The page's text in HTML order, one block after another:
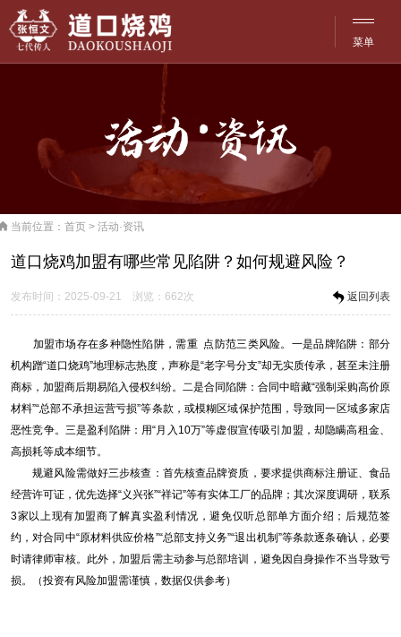
菜单
网站·首页
品牌·文化
历史·传承
产品·介绍
探访·分店
洽谈·合作
活动·资讯
联系·服务
当前位置： 首页 > 活动·资讯
道口烧鸡加盟有哪些常见陷阱？如何规避风险？
发布时间：2025-09-21 浏览：662次 返回列表
加盟市场存在多种隐性陷阱，需重 点防范三类风险。一是品牌陷阱：部分
机构蹭“道口烧鸡”地理标志热度，声称是“老字号分支”却无实质传承，甚至未注册
商标，加盟商后期易陷入侵权纠纷。二是合同陷阱：合同中暗藏“强制采购高价原
材料”“总部不承担运营亏损”等条款，或模糊区域保护范围，导致同一区域多家店
恶性竞争。三是盈利陷阱：用“月入10万”等虚假宣传吸引加盟，却隐瞒高租金、
高损耗等成本细节。
规避风险需做好三步核查：首先核查品牌资质，要求提供商标注册证、食品
经营许可证，优先选择“义兴张”“祥记”等有实体工厂的品牌；其次深度调研，联系
3家以上现有加盟商了解真实盈利情况，避免仅听总部单方面介绍；后规范签
约，对合同中“原材料供应价格”“总部支持义务”“退出机制”等条款逐条确认，必要
时请律师审核。此外，加盟后需主动参与总部培训，避免因自身操作不当导致亏
损。（投资有风险加盟需谨慎，数据仅供参考）